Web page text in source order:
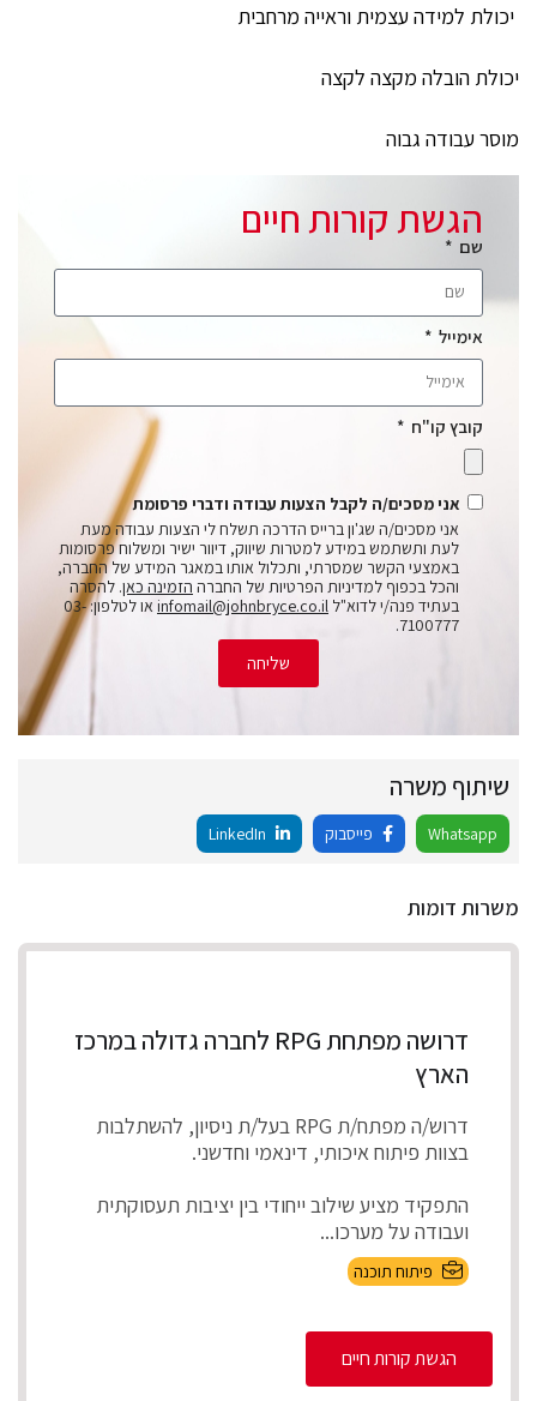
יכולת למידה עצמית וראייה מרחבית
יכולת הובלה מקצה לקצה
מוסר עבודה גבוה
הגשת קורות חיים
שם
אימייל
קובץ קו"ח
אני מסכים/ה לקבל הצעות עבודה ודברי פרסומת
אני מסכים/ה שג'ון ברייס הדרכה תשלח לי הצעות עבודה מעת
לעת ותשתמש במידע למטרות שיווק, דיוור ישיר ומשלוח פרסומות
באמצעי הקשר שמסרתי, ותכלול אותו במאגר המידע של החברה,
והכל בכפוף למדיניות הפרטיות של החברה הזמינה כאן. להסרה
בעתיד פנה/י לדוא"ל infomail@johnbryce.co.il
או לטלפון: 03-
7100777.
שליחה
שיתוף משרה
Whatsapp פייסבוק
משרות דומות
דרושה מפתחת RPG לחברה גדולה במרכז
הארץ
דרוש/ה מפתח/ת RPG בעל/ת ניסיון, להשתלבות
בצוות פיתוח איכותי, דינאמי וחדשני.
התפקיד מציע שילוב ייחודי בין יציבות תעסוקתית
ועבודה על מערכו...
פיתוח תוכנה
הגשת קורות חיים